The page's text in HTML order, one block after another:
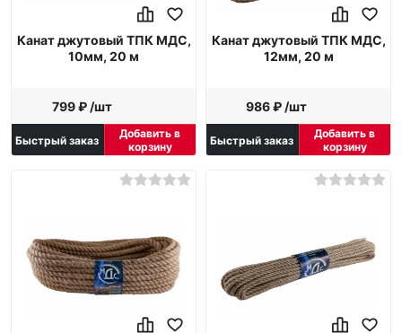
Канат джутовый ТПК МДС,
10мм, 20 м
799 ₽ /шт
Быстрый заказ
Добавить в
корзину
Канат джутовый ТПК МДС,
12мм, 20 м
986 ₽ /шт
Быстрый заказ
Добавить в
корзину